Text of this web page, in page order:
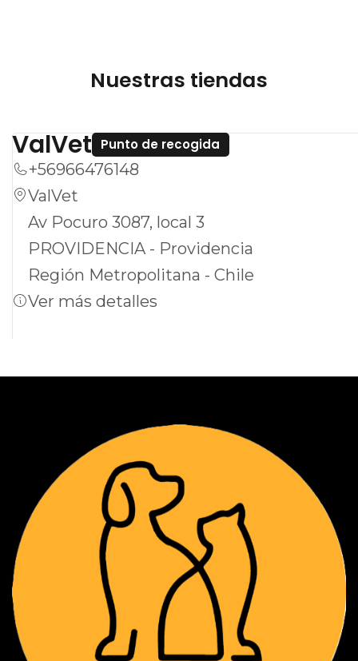
Nuestras tiendas
ValVet Punto de recogida
+56966476148
ValVet
Av Pocuro 3087, local 3
PROVIDENCIA - Providencia
Región Metropolitana - Chile
Ver más detalles